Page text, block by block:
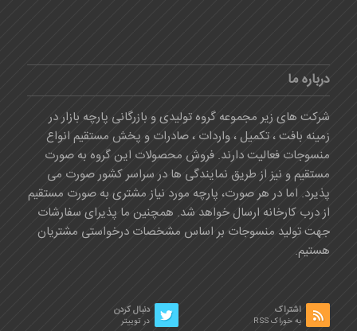
درباره ما
شرکت های زیر مجموعه گروه تولیدی و بازرگانی پارچه بازار در
زمینه بافت ، تکمیل ، واردات ، صادرات و پخش مستقیم انواع
منسوجات فعالیت دارند. فروش محصولات این گروه به صورت
مستقیم و نیز از طریق نمایندگی ها در سراسر کشور صورت می
پذیرد. اما در هر صورت، پارچه مورد نیاز مشتری به صورت مستقیم
از درب کارخانه ارسال خواهد شد. همچنین ما پذیرای سفارشات
جهت تولید منسوجات بر اساس مشخصات درخواستی مشتریان
هستیم.
دنبال کردن
در توییتر
اشتراک
به خوراک RSS